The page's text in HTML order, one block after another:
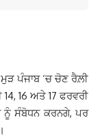
ਪੰਜਾਬ ‘ਚ ਚੋਣ ਰੈਲ਼ੀ
16 ਅਤੇ 17 ਫਰਵਰੀ
ਨੂੰ ਸੰਬੋਧਨ ਕਰਨਗੇ, ਪਰ